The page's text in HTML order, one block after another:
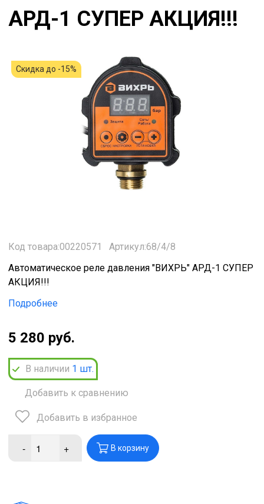
АРД-1 СУПЕР АКЦИЯ!!!
Скидка до -15%
Код товара:00220571
Артикул:68/4/8
Автоматическое реле давления "ВИХРЬ" АРД-1 СУПЕР
АКЦИЯ!!!
Подробнее
5 280 руб.
В наличии 1 шт.
Добавить к сравнению
Добавить в избранное
- + В корзину